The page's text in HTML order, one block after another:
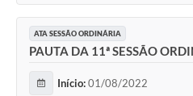
ATA SESSÃO ORDINÁRIA
PAUTA DA 11ª SESSÃO
Início:01/08/2022